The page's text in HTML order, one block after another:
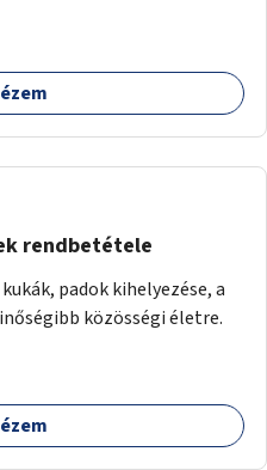
rendbetétele
padok kihelyezése, a
közösségi életre.